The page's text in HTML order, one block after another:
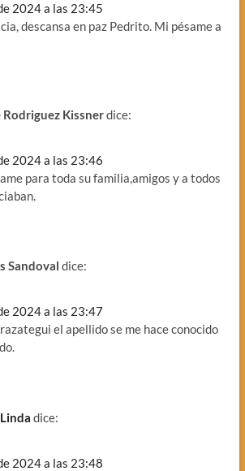
2024 a las 23:45
descansa en paz Pedrito. Mi pésame a
Rodriguez Kissnerdice:
2024 a las 23:46
para toda su familia,amigos y a todos
Sandoval dice:
2024 a las 23:47
el apellido se me hace conocido
dice:
2024 a las 23:48